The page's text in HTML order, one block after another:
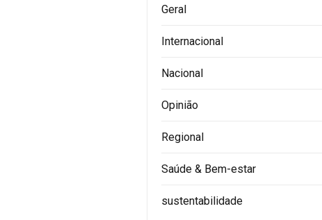
Geral
Internacional
Nacional
Opinião
Regional
Saúde & Bem-estar
sustentabilidade